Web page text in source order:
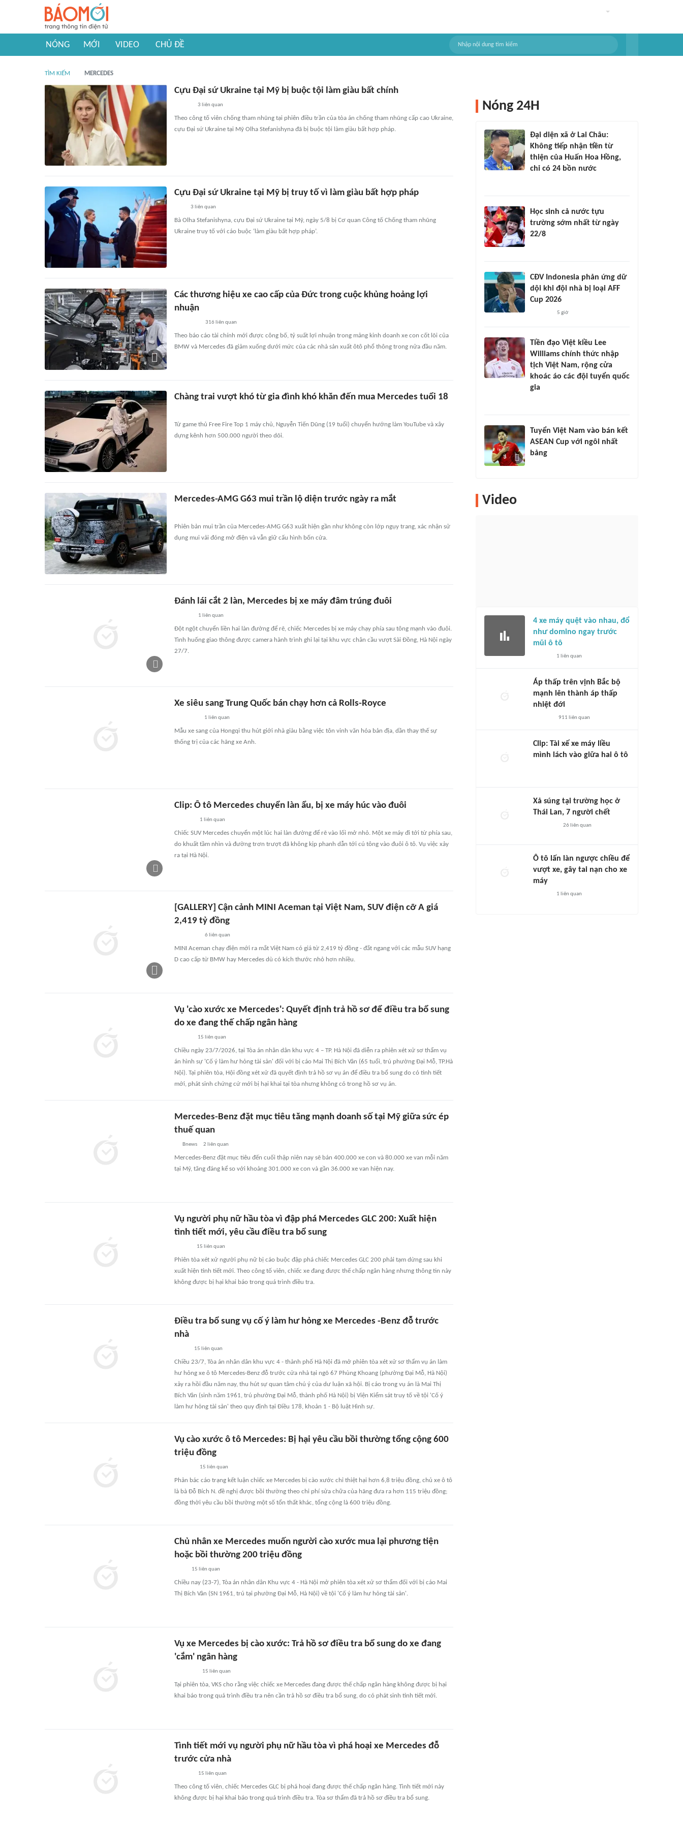
NÓNG MỚI VIDEO CHỦ ĐỀ
TÌM KIẾM MERCEDES
Cựu Đại sứ Ukraine tại Mỹ bị buộc tội làm giàu bất chính
3 liên quan
Theo công tố viên chống tham nhũng tại phiên điều trần của tòa án chống tham nhũng cấp cao Ukraine,
cựu Đại sứ Ukraine tại Mỹ Olha Stefanishyna đã bị buộc tội làm giàu bất hợp pháp.
Cựu Đại sứ Ukraine tại Mỹ bị truy tố vì làm giàu bất hợp pháp
3 liên quan
Bà Olha Stefanishyna, cựu Đại sứ Ukraine tại Mỹ, ngày 5/8 bị Cơ quan Công tố Chống tham nhũng
Ukraine truy tố với cáo buộc ‘làm giàu bất hợp pháp’.
Các thương hiệu xe cao cấp của Đức trong cuộc khủng hoảng lợi
nhuận
316 liên quan
Theo báo cáo tài chính mới được công bố, tỷ suất lợi nhuận trong mảng kinh doanh xe con cốt lõi của
BMW và Mercedes đã giảm xuống dưới mức của các nhà sản xuất ôtô phổ thông trong nửa đầu năm.
Chàng trai vượt khó từ gia đình khó khăn đến mua Mercedes tuổi 18
Từ game thủ Free Fire Top 1 máy chủ, Nguyễn Tiến Dũng (19 tuổi) chuyển hướng làm YouTube và xây
dựng kênh hơn 500.000 người theo dõi.
Mercedes-AMG G63 mui trần lộ diện trước ngày ra mắt
Phiên bản mui trần của Mercedes-AMG G63 xuất hiện gần như không còn lớp ngụy trang, xác nhận sử
dụng mui vải đóng mở điện và vẫn giữ cấu hình bốn cửa.
Đánh lái cắt 2 làn, Mercedes bị xe máy đâm trúng đuôi
1 liên quan
Đột ngột chuyển liền hai làn đường để rẽ, chiếc Mercedes bị xe máy chạy phía sau tông mạnh vào đuôi.
Tình huống giao thông được camera hành trình ghi lại tại khu vực chân cầu vượt Sài Đồng, Hà Nội ngày
27/7.
Xe siêu sang Trung Quốc bán chạy hơn cả Rolls-Royce
1 liên quan
Mẫu xe sang của Hongqi thu hút giới nhà giàu bằng việc tôn vinh văn hóa bản địa, dần thay thế sự
thống trị của các hãng xe Anh.
Clip: Ô tô Mercedes chuyển làn ẩu, bị xe máy húc vào đuôi
1 liên quan
Chiếc SUV Mercedes chuyển một lúc hai làn đường để rẽ vào lối mở nhỏ. Một xe máy đi tới từ phía sau,
do khuất tầm nhìn và đường trơn trượt đã không kịp phanh dẫn tới cú tông vào đuôi ô tô. Vụ việc xảy
ra tại Hà Nội.
[GALLERY] Cận cảnh MINI Aceman tại Việt Nam, SUV điện cỡ A giá
2,419 tỷ đồng
6 liên quan
MINI Aceman chạy điện mới ra mắt Việt Nam có giá từ 2,419 tỷ đồng - đắt ngang với các mẫu SUV hạng
D cao cấp từ BMW hay Mercedes dù có kích thước nhỏ hơn nhiều.
Vụ 'cào xước xe Mercedes': Quyết định trả hồ sơ để điều tra bổ sung
do xe đang thế chấp ngân hàng
15 liên quan
Chiều ngày 23/7/2026, tại Tòa án nhân dân khu vực 4 – TP. Hà Nội đã diễn ra phiên xét xử sơ thẩm vụ
án hình sự 'Cố ý làm hư hỏng tài sản' đối với bị cáo Mai Thị Bích Vân (65 tuổi, trú phường Đại Mỗ, TP.Hà
Nội). Tại phiên tòa, Hội đồng xét xử đã quyết định trả hồ sơ vụ án để điều tra bổ sung do có tình tiết
mới, phát sinh chứng cứ mới bị hại khai tại tòa nhưng không có trong hồ sơ vụ án.
Mercedes-Benz đặt mục tiêu tăng mạnh doanh số tại Mỹ giữa sức ép
thuế quan
Bnews 2 liên quan
Mercedes-Benz đặt mục tiêu đến cuối thập niên nay sẽ bán 400.000 xe con và 80.000 xe van mỗi năm
tại Mỹ, tăng đáng kể so với khoảng 301.000 xe con và gần 36.000 xe van hiện nay.
Vụ người phụ nữ hầu tòa vì đập phá Mercedes GLC 200: Xuất hiện
tình tiết mới, yêu cầu điều tra bổ sung
15 liên quan
Phiên tòa xét xử người phụ nữ bị cáo buộc đập phá chiếc Mercedes GLC 200 phải tạm dừng sau khi
xuất hiện tình tiết mới. Theo công tố viên, chiếc xe đang được thế chấp ngân hàng nhưng thông tin này
không được bị hại khai báo trong quá trình điều tra.
Điều tra bổ sung vụ cố ý làm hư hỏng xe Mercedes -Benz đỗ trước
nhà
15 liên quan
Chiều 23/7, Tòa án nhân dân khu vực 4 - thành phố Hà Nội đã mở phiên tòa xét xử sơ thẩm vụ án làm
hư hỏng xe ô tô Mercedes-Benz đỗ trước cửa nhà tại ngõ 67 Phùng Khoang (phường Đại Mỗ, Hà Nội)
xảy ra hồi đầu năm nay, thu hút sự quan tâm chú ý của dư luận xã hội. Bị cáo trong vụ án là Mai Thị
Bích Vân (sinh năm 1961, trú phường Đại Mỗ, thành phố Hà Nội) bị Viện Kiểm sát truy tố về tội 'Cố ý
làm hư hỏng tài sản' theo quy định tại Điều 178, khoản 1 - Bộ luật Hình sự.
Vụ cào xước ô tô Mercedes: Bị hại yêu cầu bồi thường tổng cộng 600
triệu đồng
15 liên quan
Phản bác cáo trạng kết luận chiếc xe Mercedes bị cào xước chỉ thiệt hại hơn 6,8 triệu đồng, chủ xe ô tô
là bà Đỗ Bích N. đề nghị được bồi thường theo chi phí sửa chữa của hãng đưa ra hơn 115 triệu đồng;
đồng thời yêu cầu bồi thường một số tổn thất khác, tổng cộng là 600 triệu đồng.
Chủ nhân xe Mercedes muốn người cào xước mua lại phương tiện
hoặc bồi thường 200 triệu đồng
15 liên quan
Chiều nay (23-7), Tòa án nhân dân Khu vực 4 - Hà Nội mở phiên tòa xét xử sơ thẩm đối với bị cáo Mai
Thị Bích Vân (SN 1961, trú tại phường Đại Mỗ, Hà Nội) về tội 'Cố ý làm hư hỏng tài sản'.
Vụ xe Mercedes bị cào xước: Trả hồ sơ điều tra bổ sung do xe đang
'cắm' ngân hàng
15 liên quan
Tại phiên tòa, VKS cho rằng việc chiếc xe Mercedes đang được thế chấp ngân hàng không được bị hại
khai báo trong quá trình điều tra nên cần trả hồ sơ điều tra bổ sung, do có phát sinh tình tiết mới.
Tình tiết mới vụ người phụ nữ hầu tòa vì phá hoại xe Mercedes đỗ
trước cửa nhà
15 liên quan
Theo công tố viên, chiếc Mercedes GLC bị phá hoại đang được thế chấp ngân hàng. Tình tiết mới này
không được bị hại khai báo trong quá trình điều tra. Tòa sơ thẩm đã trả hồ sơ điều tra bổ sung.
Nóng 24H
Đại diện xã ở Lai Châu:
Không tiếp nhận tiền từ
thiện của Huấn Hoa Hồng,
chỉ có 24 bồn nước
Học sinh cả nước tựu
trường sớm nhất từ ngày
22/8
CĐV Indonesia phản ứng dữ
dội khi đội nhà bị loại AFF
Cup 2026
5 giờ
Tiền đạo Việt kiều Lee
Williams chính thức nhập
tịch Việt Nam, rộng cửa
khoác áo các đội tuyển quốc
gia
Tuyển Việt Nam vào bán kết
ASEAN Cup với ngôi nhất
bảng
Video
4 xe máy quệt vào nhau, đổ
như domino ngay trước
mũi ô tô
1 liên quan
Áp thấp trên vịnh Bắc bộ
mạnh lên thành áp thấp
nhiệt đới
911 liên quan
Clip: Tài xế xe máy liều
mình lách vào giữa hai ô tô
Xả súng tại trường học ở
Thái Lan, 7 người chết
26 liên quan
Ô tô lấn làn ngược chiều để
vượt xe, gây tai nạn cho xe
máy
1 liên quan